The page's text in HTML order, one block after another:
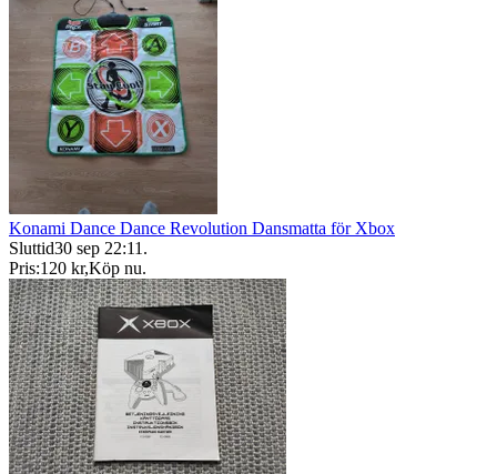
Konami Dance Dance Revolution Dansmatta för Xbox
Sluttid30 sep 22:11 .
Pris:120 kr,Köp nu.